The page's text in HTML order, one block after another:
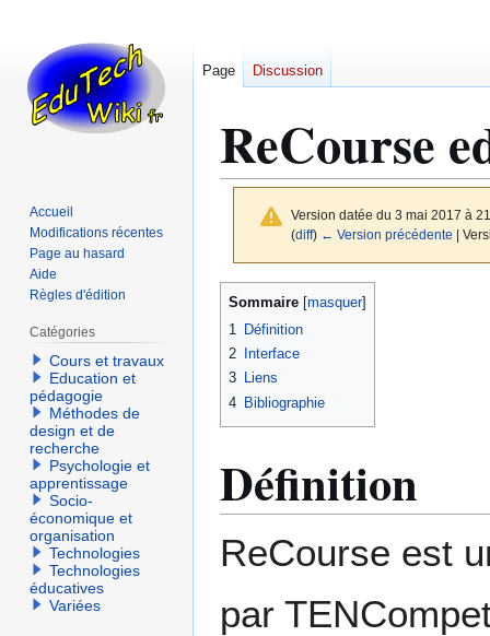
ReCourse
Version datée du 3 mai 2017 à
(diff) ← Version précédente |
Aller
Aller
Sommaire
1
Définition
2
Interface
3 Liens
4 Bibliographie
Définition
ReCourse est
par
Page Discussion
Accueil
Modifications récentes
Page au hasard
Aide
Règles d'édition
Catégories
Cours et travaux
Education et
pédagogie
Méthodes de
design et de
recherche
Psychologie et
apprentissage
Socio-
économique et
organisation
Technologies
Technologies
éducatives
Variées